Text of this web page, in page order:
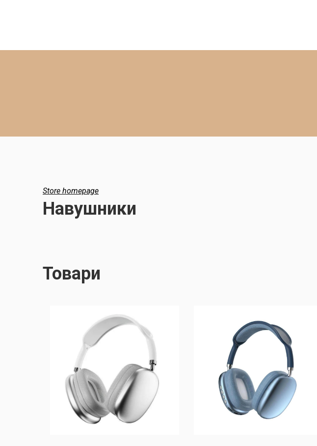
Store homepage
Навушники
Товари